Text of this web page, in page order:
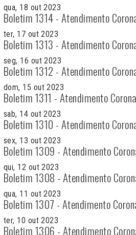
qua, 18 out 2023
Boletim 1314 - Atendimento
ter, 17 out 2023
Boletim 1313 - Atendimento
seg, 16 out 2023
Boletim 1312 - Atendimento
dom, 15 out 2023
Boletim 1311 - Atendimento
sab, 14 out 2023
Boletim 1310 - Atendimento
sex, 13 out 2023
Boletim 1309 - Atendimento
qui, 12 out 2023
Boletim 1308 - Atendimento
qua, 11 out 2023
Boletim 1307 - Atendimento
ter, 10 out 2023
Boletim 1306 - Atendimento